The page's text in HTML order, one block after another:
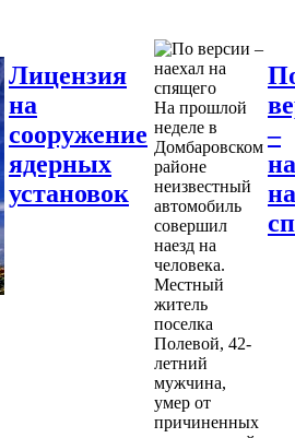
Лицензия
на
сооружение
ядерных
установок
На прошлой
неделе в
Домбаровском
районе
неизвестный
автомобиль
совершил
наезд на
человека.
Местный
житель
поселка
Полевой, 42-
летний
мужчина,
умер от
причиненных
–
на